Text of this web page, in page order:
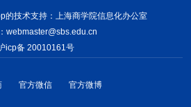
的技术支持：上海商学院信息化办公室
webmaster@sbs.edu.cn
icp备 20010161号
官方微信 官方微博